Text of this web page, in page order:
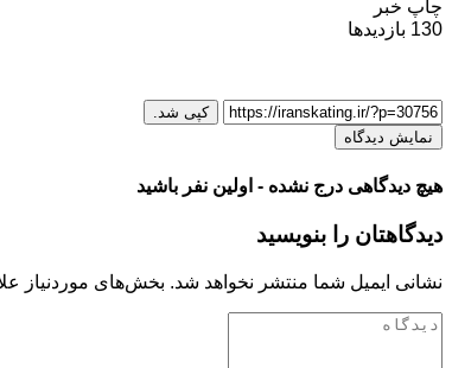
چاپ خبر
130 بازدیدها
کپی شد.
نمایش دیدگاه
هیچ دیدگاهی درج نشده - اولین نفر باشید
دیدگاهتان را بنویسید
نشانی ایمیل شما منتشر نخواهد شد. بخش‌های موردنیاز